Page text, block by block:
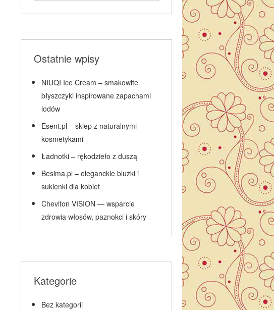
Ostatnie wpisy
NIUQI Ice Cream – smakowite
błyszczyki inspirowane zapachami
lodów
Esent.pl – sklep z naturalnymi
kosmetykami
Ładnotki – rękodzieło z duszą
Besima.pl – eleganckie bluzki i
sukienki dla kobiet
Cheviton VISION — wsparcie
zdrowia włosów, paznokci i skóry
Kategorie
Bez kategorii